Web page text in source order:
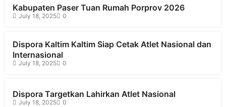
Kabupaten Paser Tuan Rumah Porprov 2026
July 18, 2025 0
Dispora Kaltim Kaltim Siap Cetak Atlet Nasional dan
Internasional
July 18, 2025 0
Dispora Targetkan Lahirkan Atlet Nasional
July 18, 2025 0